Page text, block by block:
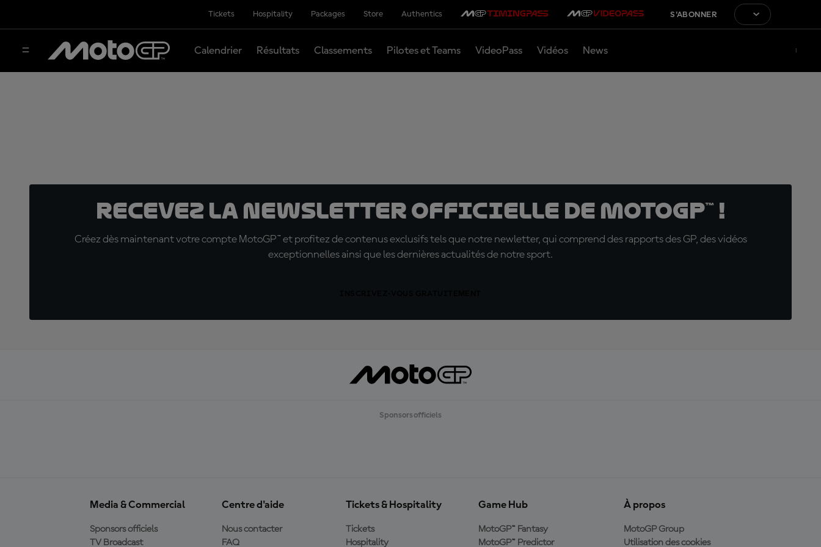
Tickets Hospitality Packages Store Authentics S'ABONNER
Calendrier Résultats Classements Pilotes et Teams VideoPass Vidéos News
Recevez la Newsletter officielle de MotoGP™ !
Créez dès maintenant votre compte MotoGP™ et profitez de contenus exclusifs tels que notre newletter, qui comprend des rapports des GP, des vidéos
exceptionnelles ainsi que les dernières actualités de notre sport.
Sponsors officiels
Media & Commercial
Sponsors officiels
TV Broadcast
Centre d'aide
Nous contacter
FAQ
Tickets & Hospitality
Tickets
Hospitality
Game Hub
MotoGP™ Fantasy
MotoGP™ Predictor
À propos
MotoGP Group
Utilisation des cookies